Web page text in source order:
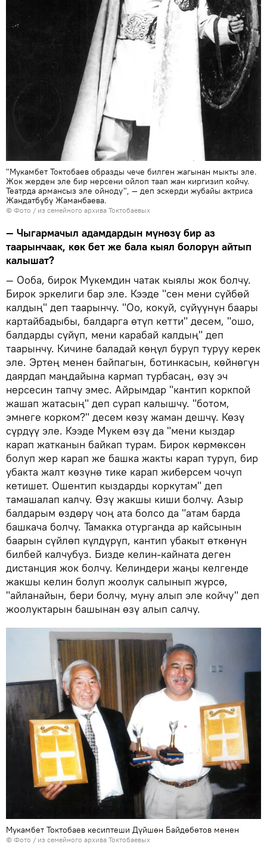
"Мукамбет Токтобаев образды чече билген жагынан мыкты эле.
Жок жерден эле бир нерсени ойлоп таап жан киргизип койчу.
Театрда армансыз эле ойноду", — деп эскерди жубайы актриса
Жандатбүбү Жаманбаева.
© Фото / из семейного архива Токтобаевых
— Чыгармачыл адамдардын мүнөзү бир аз
таарынчаак, көк бет же бала кыял болорун айтып
калышат?
— Ооба, бирок Мукемдин чатак кыялы жок болчу.
Бирок эркелиги бар эле. Кээде "сен мени сүйбөй
калдың" деп таарынчу. "Оо, кокуй, сүйүүнүн баары
картайбадыбы, балдарга өтүп кетти" десем, "ошо,
балдарды сүйүп, мени карабай калдың" деп
таарынчу. Кичине баладай көңүл буруп туруу керек
эле. Эртең менен байпагын, ботинкасын, көйнөгүн
даярдап маңдайына кармап турбасаң, өзү эч
нерсесин тапчу эмес. Айрымдар "кантип коркпой
жашап жатасың" деп сурап калышчу. "ботом,
эмнеге корком?" десем көзү жаман дешчү. Көзү
сүрдүү эле. Кээде Мукем өзү да "мени кыздар
карап жатканын байкап турам. Бирок көрмөксөн
болуп жер карап же башка жакты карап туруп, бир
убакта жалт көзүнө тике карап жиберсем чочуп
кетишет. Ошентип кыздарды коркутам" деп
тамашалап калчу. Өзү жакшы киши болчу. Азыр
балдарым өздөрү чоң ата болсо да "атам барда
башкача болчу. Тамакка отурганда ар кайсынын
баарын сүйлөп күлдүрүп, кантип убакыт өткөнүн
билбей калчубуз. Бизде келин-кайната деген
дистанция жок болчу. Келиндери жаңы келгенде
жакшы келин болуп жоолук салынып жүрсө,
"айланайын, бери болчу, муну алып эле койчу" деп
жоолуктарын башынан өзү алып салчу.
Мукамбет Токтобаев кесиптеши Дүйшөн Байдөбөтов менен
© Фото / из семейного архива Токтобаевых